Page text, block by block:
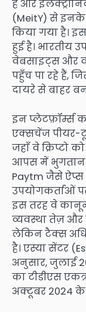
हैं और
(MeitY) से
किया गया है।
हुई है। भारतीय
वेबसाइट्स और
पहुँच पा रहे हैं,
दायरे से बाहर
इन प्लेटफ़ॉर्म्स
एक्सचेंज पीयर-
जहाँ वे क्रिप्टो
आपस में भुगतान
Paytm जैसे
उपयोगकर्ताओं
इस तरह वे
व्यवस्था तेज़ और
लेकिन टैक्स
है। एस्या सेंटर
अनुसार, जुलाई
का टीडीएस
अक्टूबर 2024 के